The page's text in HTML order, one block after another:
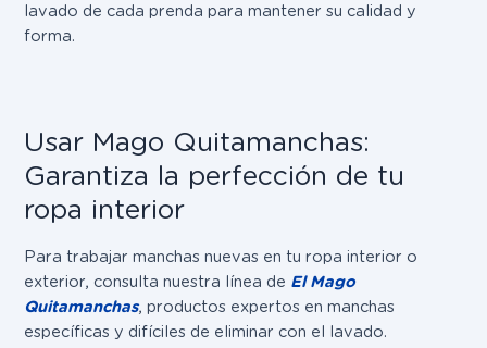
lavado de cada prenda para mantener su calidad y
forma.
Usar Mago Quitamanchas:
Garantiza la perfección de tu
ropa interior
Para trabajar manchas nuevas en tu ropa interior o
exterior, consulta nuestra línea de El Mago
Quitamanchas, productos expertos en manchas
específicas y difíciles de eliminar con el lavado.